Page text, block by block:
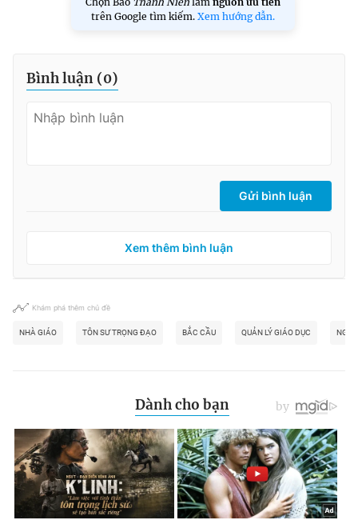
trên Google tìm kiếm. Xem hướng dẫn.
Bình luận (0)
Gửi bình luận
Xem thêm bình luận
Khám phá thêm chủ đề
NHÀ GIÁO TÔN SƯ TRỌNG ĐẠO BẮC CẦU QUẢN LÝ GIÁO DỤC